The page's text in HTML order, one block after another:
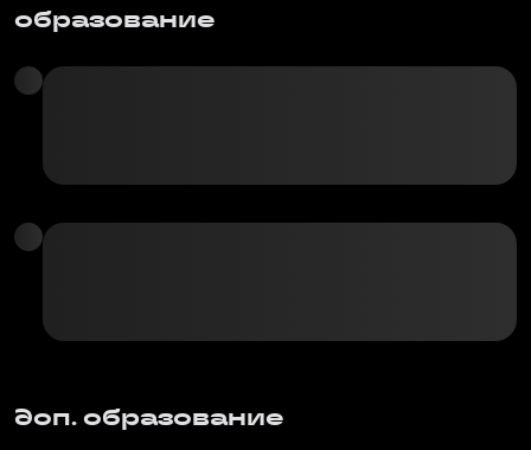
образование
доп. образование